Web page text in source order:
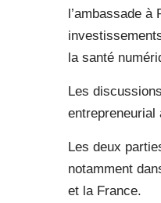
l’ambassade à
la santé
Les
entrepreneurial
Les deux
notamment
et la France.